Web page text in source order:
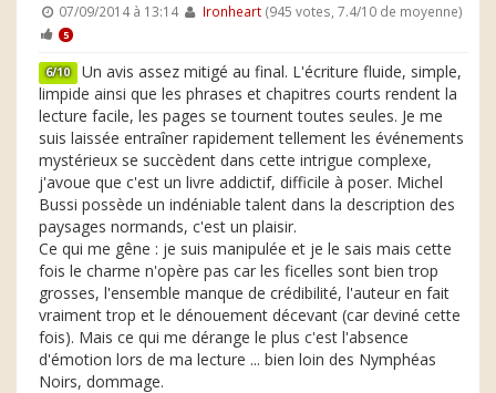
07/09/2014 à 13:14 Ironheart(945 votes, 7.4/10 de moyenne)
5
6/10 Un avis assez mitigé au final. L'écriture fluide, simple,
limpide ainsi que les phrases et chapitres courts rendent la
lecture facile, les pages se tournent toutes seules. Je me
suis laissée entraîner rapidement tellement les événements
mystérieux se succèdent dans cette intrigue complexe,
j'avoue que c'est un livre addictif, difficile à poser. Michel
Bussi possède un indéniable talent dans la description des
paysages normands, c'est un plaisir.
Ce qui me gêne : je suis manipulée et je le sais mais cette
fois le charme n'opère pas car les ficelles sont bien trop
grosses, l'ensemble manque de crédibilité, l'auteur en fait
vraiment trop et le dénouement décevant (car deviné cette
fois). Mais ce qui me dérange le plus c'est l'absence
d'émotion lors de ma lecture ... bien loin des Nymphéas
Noirs, dommage.